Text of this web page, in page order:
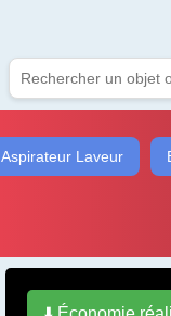
Aspirateur Laveur